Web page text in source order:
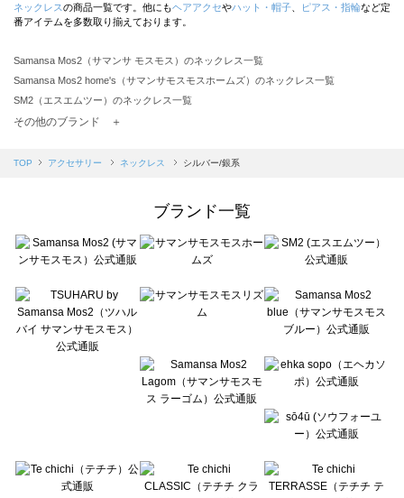
ネックレスの商品一覧です。他にもヘアアクセやハット・帽子 ピアス・指輪など定
番アイテムを多数取り揃えております。
Samansa Mos2（サマンサ モスモス）のネックレス一覧
Samansa Mos2 home's（サマンサモスモスホームズ）のネックレス一覧
SM2（エスエムツー）のネックレス一覧
TSUHARU by Samansa Mos2（ツハルバイサマンサモスモス）のネックレス一覧
Samansa Mos2 blue（サマンサモスモス ブルー）のネックレス一覧
sō4ū（ソウフォーユー）のネックレス一覧
Te chichi（テチチ）のネックレス一覧
Te chichi CLASSIC（テチチ クラシック）のネックレス一覧
Lugnoncure（ルノンキュール）のネックレス一覧
BETTY'S BLUE（べティーズブルー）のネックレス一覧
Wpc.（ワールドパーティー）のネックレス一覧
その他のブランド ＋
TOP アクセサリー ネックレス シルバー/銀系
ブランド一覧